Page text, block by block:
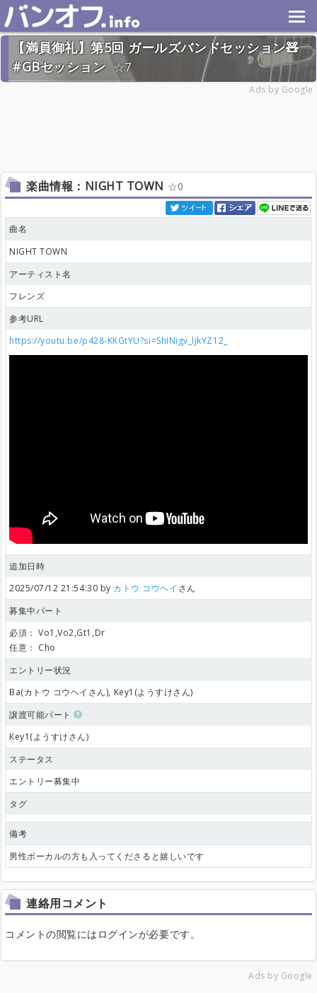
【満員御礼】第5回 ガールズバンドセッション🧸
#GBセッション
7
Ads by Google
楽曲情報：NIGHT TOWN 0
曲名
NIGHT TOWN
アーティスト名
フレンズ
参考URL
https://youtu.be/p428-KKGtYU?si=ShINigv_ljkYZ12_
追加日時
2025/07/12 21:54:30 by カトウ コウヘイ さん
募集中パート
必須： Vo1,Vo2,Gt1,Dr
任意： Cho
エントリー状況
Ba(カトウ コウヘイさん), Key1(ようすけさん)
譲渡可能パート
Key1(ようすけさん)
ステータス
エントリー募集中
タグ
備考
男性ボーカルの方も入ってくださると嬉しいです
連絡用コメント
コメントの閲覧にはログインが必要です。
Ads by Google